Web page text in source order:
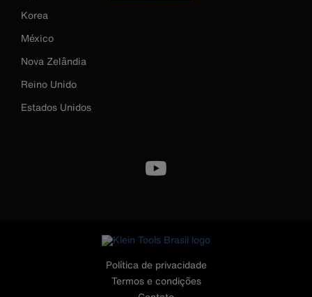
Korea
México
Nova Zelândia
Reino Unido
Estados Unidos
Política de privacidade
Termos e condições